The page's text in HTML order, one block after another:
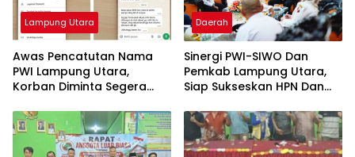
Lampung Utara
Awas Pencatutan Nama
PWI Lampung Utara,
Korban Diminta Segera
Daerah
Sinergi PWI-SIWO Dan
Pemkab Lampung Utara,
Siap Sukseskan HPN Dan
Lampung